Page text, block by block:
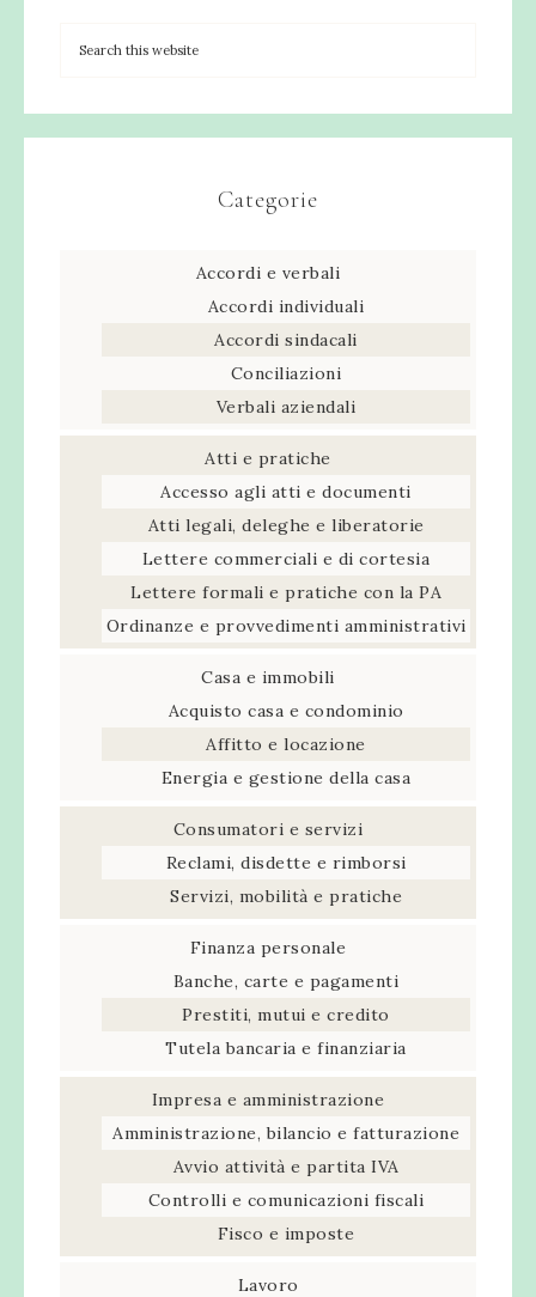
Categorie
Accordi e verbali
Accordi individuali
Accordi sindacali
Conciliazioni
Verbali aziendali
Atti e pratiche
Accesso agli atti e documenti
Atti legali, deleghe e liberatorie
Lettere commerciali e di cortesia
Lettere formali e pratiche con la PA
Ordinanze e provvedimenti amministrativi
Casa e immobili
Acquisto casa e condominio
Affitto e locazione
Energia e gestione della casa
Consumatori e servizi
Reclami, disdette e rimborsi
Servizi, mobilità e pratiche
Finanza personale
Banche, carte e pagamenti
Prestiti, mutui e credito
Tutela bancaria e finanziaria
Impresa e amministrazione
Amministrazione, bilancio e fatturazione
Avvio attività e partita IVA
Controlli e comunicazioni fiscali
Fisco e imposte
Lavoro